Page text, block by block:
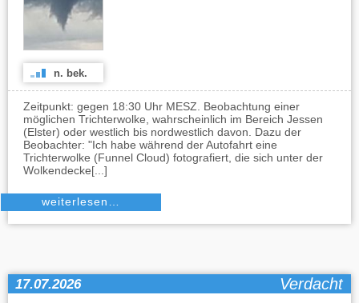
n. bek.
Zeitpunkt: gegen 18:30 Uhr MESZ. Beobachtung einer
möglichen Trichterwolke, wahrscheinlich im Bereich Jessen
(Elster) oder westlich bis nordwestlich davon. Dazu der
Beobachter: "Ich habe während der Autofahrt eine
Trichterwolke (Funnel Cloud) fotografiert, die sich unter der
Wolkendecke[...]
weiterlesen…
17.07.2026 Verdacht